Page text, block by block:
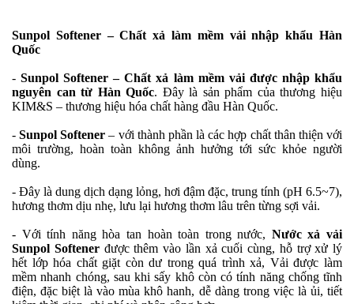
Sunpol Softener – Chất xả làm mềm vải nhập khẩu Hàn
Quốc
-Sunpol Softener – Chất xả làm mềm vải được nhập khẩu
nguyên can từ Hàn Quốc. Đây là sản phẩm của thương hiệu
KIM&S – thương hiệu hóa chất hàng đầu Hàn Quốc.
-Sunpol Softener – với thành phần là các hợp chất thân thiện với
môi trường, hoàn toàn không ảnh hưởng tới sức khỏe người
dùng.
- Đây là dung dịch dạng lỏng, hơi đậm đặc, trung tính (pH 6.5~7),
hương thơm dịu nhẹ, lưu lại hương thơm lâu trên từng sợi vải.
- Với tính năng hòa tan hoàn toàn trong nước, Nước xả vải
Sunpol Softenerđược thêm vào lần xả cuối cùng, hỗ trợ xử lý
hết lớp hóa chất giặt còn dư trong quá trình xả, Vải được làm
mềm nhanh chóng, sau khi sấy khô còn có tính năng chống tĩnh
điện, đặc biệt là vào mùa khô hanh, dễ dàng trong việc là ủi, tiết